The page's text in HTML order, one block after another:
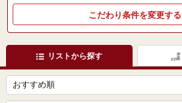
こだわり条件を変更する
リストから探す